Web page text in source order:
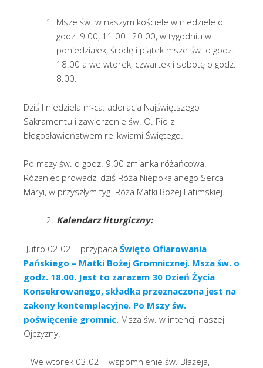
Msze św. w naszym kościele w niedziele o
godz. 9.00, 11.00 i 20.00, w tygodniu w
poniedziałek, środę i piątek msze św. o godz.
18.00 a we wtorek, czwartek i sobotę o godz.
8.00.
Dziś I niedziela m-ca: adoracja Najświętszego
Sakramentu i zawierzenie św. O. Pio z
błogosławieństwem relikwiami Świętego.
Po mszy św. o godz. 9.00 zmianka różańcowa.
Różaniec prowadzi dziś Róża Niepokalanego Serca
Maryi, w przyszłym tyg. Róża Matki Bożej Fatimskiej.
Kalendarz liturgiczny:
-Jutro 02.02 – przypada Święto Ofiarowania
Pańskiego – Matki Bożej Gromnicznej. Msza św. o
godz. 18.00. Jest to zarazem 30 Dzień Życia
Konsekrowanego, składka przeznaczona jest na
zakony kontemplacyjne. Po Mszy św.
poświęcenie gromnic. Msza św. w intencji naszej
Ojczyzny.
– We wtorek 03.02 – wspomnienie św. Błażeja,